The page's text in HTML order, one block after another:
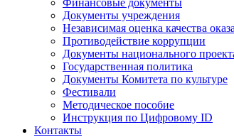
Финансовые документы
Документы учреждения
Независимая оценка качества
Противодействие коррупции
Документы национального
Государственная политика
Документы Комитета по культуре
Фестивали
Методическое пособие
Инструкция по Цифровому ID
Контакты